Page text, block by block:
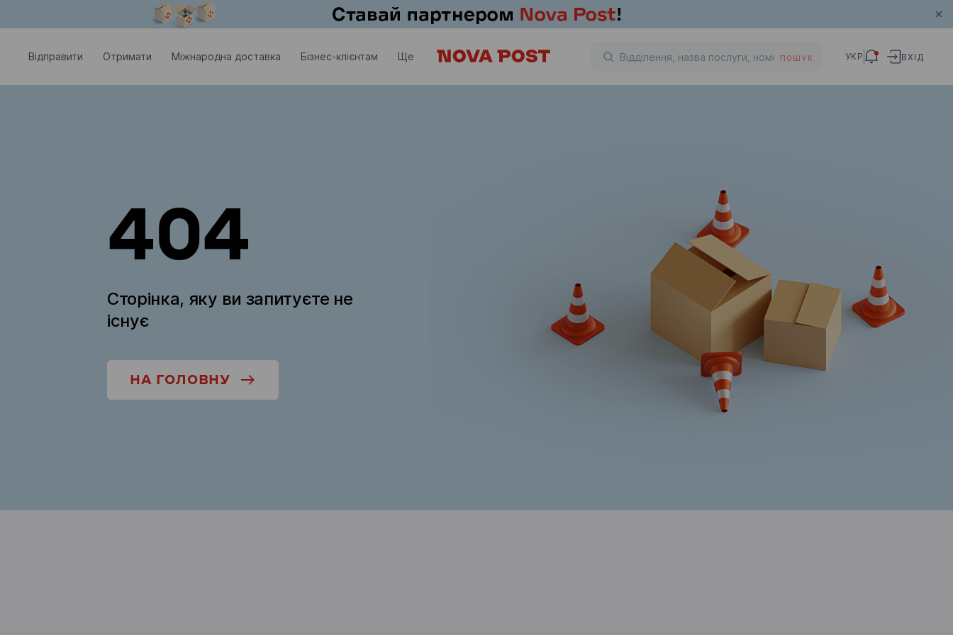
Відправити Отримати Міжнародна доставка Бізнес-клієнтам Ще ПОШУК УКР ВХІД
404
Сторінка, яку ви запитуєте не
існує
НА ГОЛОВНУ